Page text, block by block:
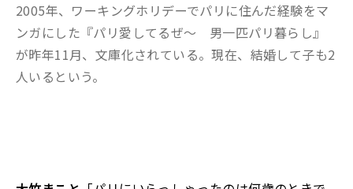
2005年、ワーキングホリデーでパリに住んだ経験をマ
ンガにした『パリ愛してるぜ～ 男一匹パリ暮らし』
が昨年11月、文庫化されている。現在、結婚して子も2
人いるという。